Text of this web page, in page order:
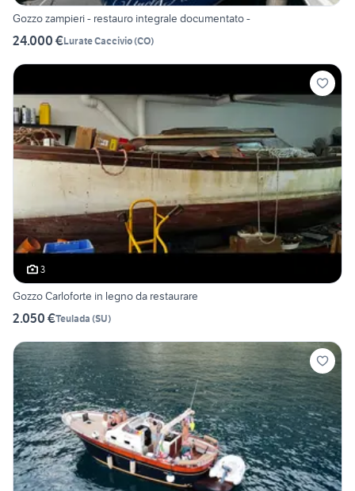
Gozzo zampieri - restauro integrale documentato -
24.000 €Lurate Caccivio(CO)
3
Gozzo Carloforte in legno da restaurare
2.050 €Teulada (SU)